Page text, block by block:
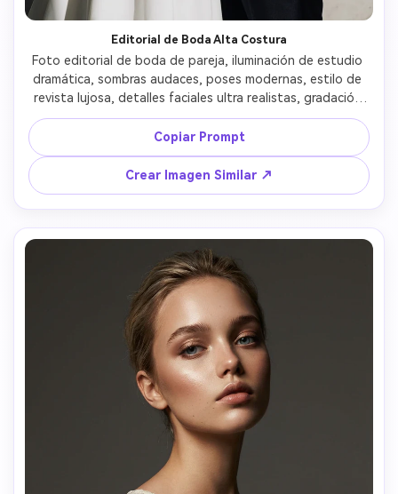
Editorial de Boda Alta Costura
Foto editorial de boda de pareja, iluminación de estudio
dramática, sombras audaces, poses modernas, estilo de
revista lujosa, detalles faciales ultra realistas, gradación
de color cinematográfica
Copiar Prompt
Crear Imagen Similar ↗